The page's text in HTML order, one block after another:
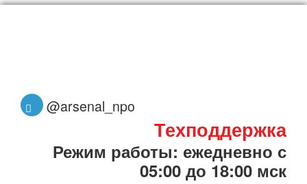
@arsenal_npo
Техподдержка
Режим работы: ежедневно с
05:00 до 18:00 мск